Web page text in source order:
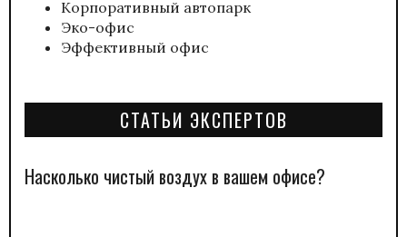
Корпоративный автопарк
Эко-офис
Эффективный офис
СТАТЬИ ЭКСПЕРТОВ
Насколько чистый воздух в вашем офисе?